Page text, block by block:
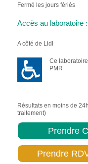
Fermé les jours fériés
Accès au laboratoire :
A côté de Lidl
Ce
PMR
Résultats en moins de
traitement)
Prendre
Prendre